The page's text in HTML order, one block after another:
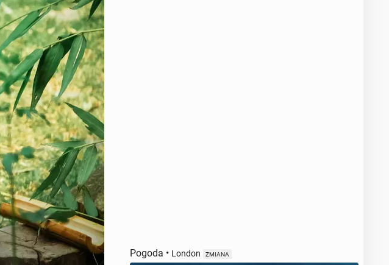
Pogoda • London ZMIANA